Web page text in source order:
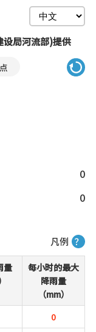
局河流部)提供
0
0
凡例 ？
量
每小时的最大
降雨量
（mm）
0